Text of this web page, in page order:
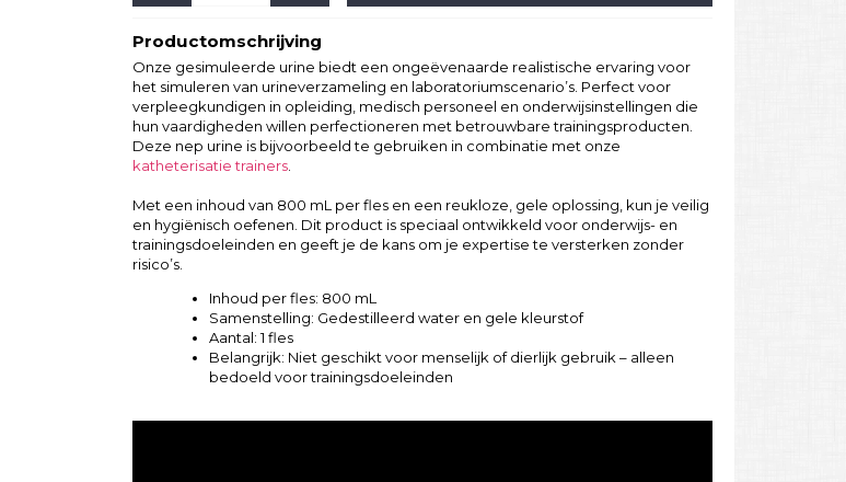
Productomschrijving
Onze gesimuleerde urine biedt een ongeëvenaarde realistische ervaring voor
het simuleren van urineverzameling en laboratoriumscenario’s. Perfect voor
verpleegkundigen in opleiding, medisch personeel en onderwijsinstellingen die
hun vaardigheden willen perfectioneren met betrouwbare trainingsproducten.
Deze nep urine is bijvoorbeeld te gebruiken in combinatie met onze
katheterisatie trainers
Met een inhoud van 800 mL per fles en een reukloze, gele oplossing , kun je veilig
en hygiënisch oefenen. Dit product is speciaal ontwikkeld voor onderwijs- en
trainingsdoeleinden en geeft je de kans om je expertise te versterken zonder
risico’s.
Inhoud per fles: 800 mL
Samenstelling: Gedestilleerd water en gele kleurstof
Aantal:1 fles
Belangrijk: Niet geschikt voor menselijk of dierlijk gebruik – alleen
bedoeld voor trainingsdoeleinden